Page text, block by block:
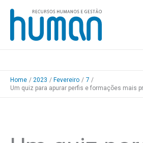
Skip
content
Home 2023 Fevereiro
7
Um quiz para apurar perfis e formações mais